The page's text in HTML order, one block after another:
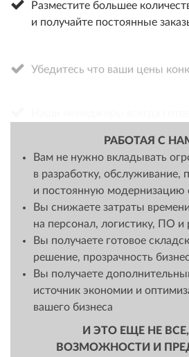
Разместите большее
и получайте постоянные
Убедитесь что ваши цены
РАБОТАЯ С
Вам не нужно вкладывать
в разработку, обслуживание,
и постоянную модернизацию
Вы снижаете затраты
на персонал, логистику, ПО и
Вы получаете готовое
решение, прозрачность
Вы получаете
источник экономии и
вашего бизнеса
И ЭТО ЕЩЕ НЕ
ВОЗМОЖНОСТИ И